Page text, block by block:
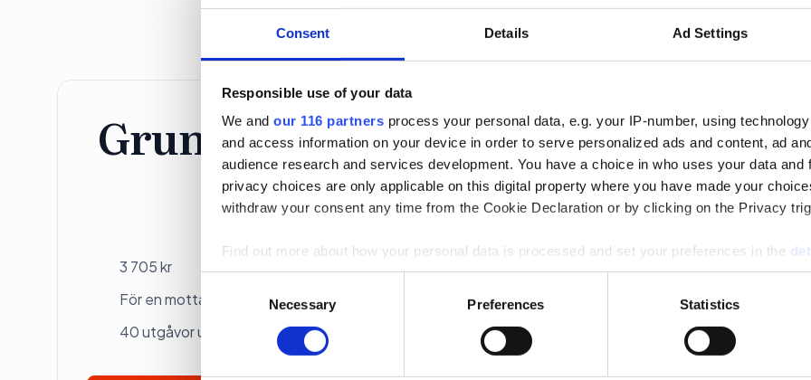
Consent Details Ad Settings
Responsible use of your data
We and our 116 partners process your personal data, e.g. your IP-number, using
and access information on your device in order to serve personalized ads and content, ad
audience research and services development. You have a choice in who uses your data and
privacy choices are only applicable on this digital property where you have made your
withdraw your consent any time from the Cookie Declaration or by clicking on the Privacy
Find out more about how your personal data is processed and set your preferences in the
information about your use of our site with our social media, advertising and analytics
other information that you’ve provided to them or that they’ve collected from your use of their
Selection
Necessary Preferences Statistics
Grundprenumeration
Individ
Betalas årsvis
3 705 kr
För en mottagare
40 utgåvor under ett år
10-19 mottagare: 9
20-40 mottagare: